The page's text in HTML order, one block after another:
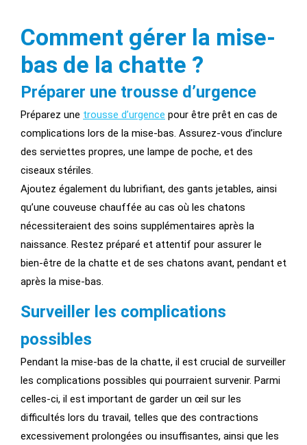
Comment gérer la mise-
bas de la chatte ?
Préparer une trousse d’urgence
Préparez une trousse d’urgence pour être prêt en cas de
complications lors de la mise-bas. Assurez-vous d’inclure
des serviettes propres, une lampe de poche, et des
ciseaux stériles.
Ajoutez également du lubrifiant, des gants jetables, ainsi
qu’une couveuse chauffée au cas où les chatons
nécessiteraient des soins supplémentaires après la
naissance. Restez préparé et attentif pour assurer le
bien-être de la chatte et de ses chatons avant, pendant et
après la mise-bas.
Surveiller les complications
possibles
Pendant la mise-bas de la chatte, il est crucial de surveiller
les complications possibles qui pourraient survenir. Parmi
celles-ci, il est important de garder un œil sur les
difficultés lors du travail, telles que des contractions
excessivement prolongées ou insuffisantes, ainsi que les